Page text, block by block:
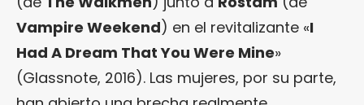
Vampire Weekend) en el revitalizante «I
Had A Dream That You Were Mine»
(Glassnote, 2016). Las mujeres, por su parte,